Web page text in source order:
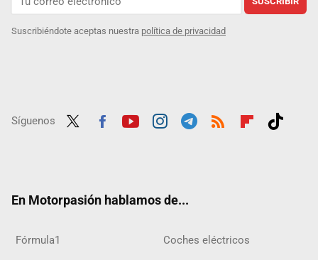
Suscribiéndote aceptas nuestra política de privacidad
Síguenos
En Motorpasión hablamos de...
Fórmula1 Coches eléctricos